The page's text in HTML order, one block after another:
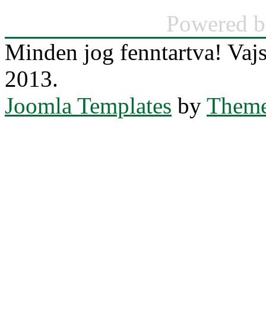
Powered
Minden jog fenntartva!
2013.
Joomla Templates by